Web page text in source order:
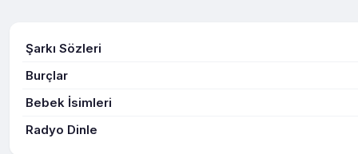
Şarkı Sözleri
Burçlar
Bebek İsimleri
Radyo Dinle